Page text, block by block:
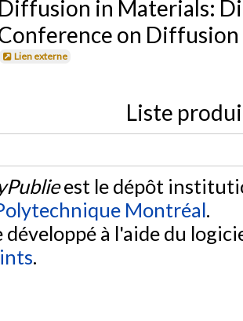
Diffusion in Materials:
on Diffusion
Lien externe
Liste
est le dépôt
Montréal.
développé à l'aide du
.